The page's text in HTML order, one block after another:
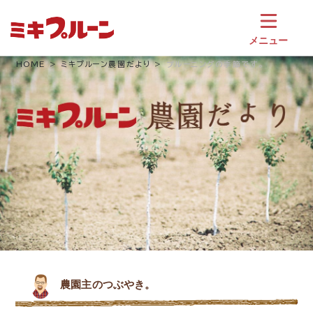
ツ
へ
ス
キ
ッ
プ
メニュー
HOME ミキプルーン農園だより プルーニングの季節です。
農園主のつぶやき。